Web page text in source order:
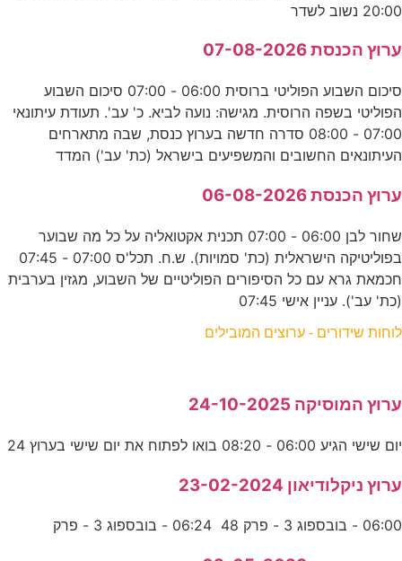
20:00 נשוב לשדר
ערוץ הכנסת 07-08-2026
סיכום השבוע הפוליטי ברוסית 06:00 - 07:00 סיכום השבוע
הפוליטי בשפה הרוסית. מגישה: נועה לביא. כ' עב'. תעודת עיתונאי
07:00 - 08:00 סדרה חדשה בערוץ כנסת, שבה מתארחים
העיתונאים החשובים והמשפיעים בישראל (כת' עב') המדד
ערוץ הכנסת 06-08-2026
שחור לבן 06:00 - 07:00 תכנית אקטואליה על כל מה שבוער
בפוליטיקה הישראלית (כת' סמויות). ש.ח. תכל'ס 07:00 - 07:45
חכמאת גרא עם כל הסיפורים הפוליטיים של השבוע, מגזין בערבית
(כת' עב'). עניין אישי 07:45
לוחות שידורים - ערוצים המובילים
ערוץ המוסיקה 24-10-2025
יום שישי הגיע 06:00 - 08:20 בואו לפתוח את יום שישי בערוץ 24
ערוץ ניקלודיאון 23-02-2024
06:00 - בובספוג 3 - פרק 48 06:24 - בובספוג 3 - פרק